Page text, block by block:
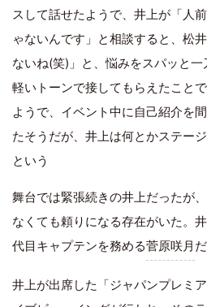
スして話せたようで、井上が「人
ゃないんです」と相談すると、松
ないね(笑)」と、悩みをスパッと一
軽いトーンで接してもらえたこと
ようで、イベント中に自己紹介を
たそうだが、井上は何とかステー
という
舞台では緊張続きの井上だったが
なくても頼りになる存在がいた。
代目キャプテンを務める菅原咲月 だ
井上が出席した「ジャパンプレミ